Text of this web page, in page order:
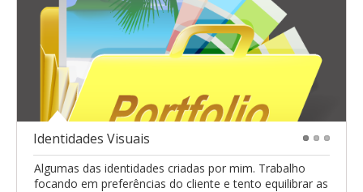
Identidades Visuais
Algumas das identidades criadas por mim. Trabalho
focando em preferências do cliente e tento equilibrar as